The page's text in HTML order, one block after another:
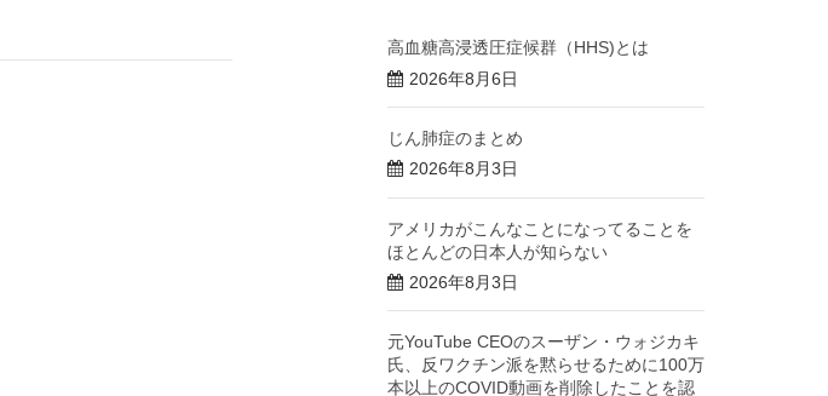
高血糖高浸透圧症候群（HHS)とは
2026年8月6日
じん肺症のまとめ
2026年8月3日
アメリカがこんなことになってることを
ほとんどの日本人が知らない
2026年8月3日
元YouTube CEOのスーザン・ウォジカキ
氏、反ワクチン派を黙らせるために100万
本以上のCOVID動画を削除したことを認